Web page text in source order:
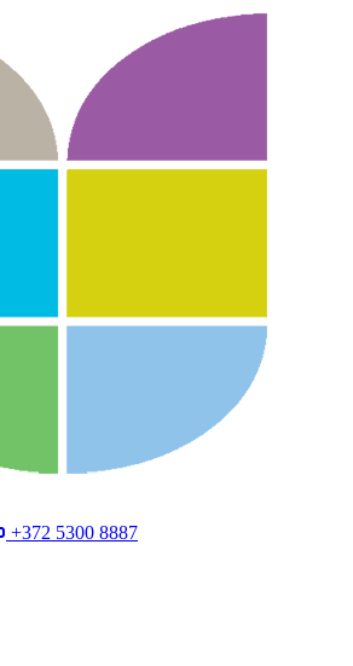
+372 5300 8887